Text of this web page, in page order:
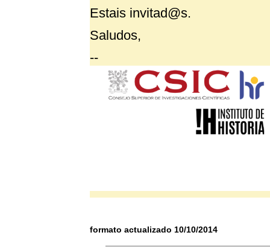
Estais invitad@s.
Saludos,
--
formato actualizado 10/10/2014